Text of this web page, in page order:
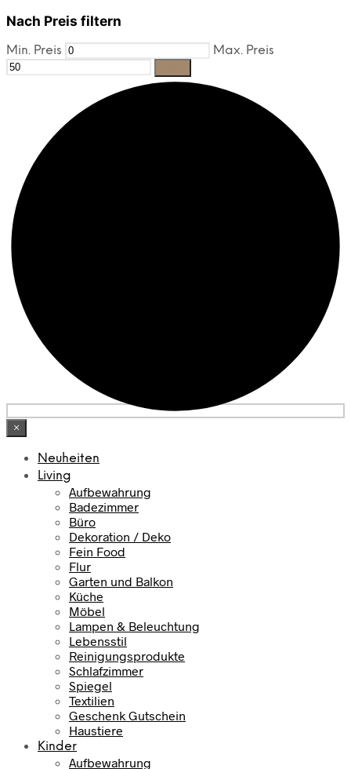
Nach Preis filtern
Min. Preis Max. Preis
×
Neuheiten
Living
Aufbewahrung
Badezimmer
Büro
Dekoration / Deko
Fein Food
Flur
Garten und Balkon
Küche
Möbel
Lampen & Beleuchtung
Lebensstil
Reinigungsprodukte
Schlafzimmer
Spiegel
Textilien
Geschenk Gutschein
Haustiere
Kinder
Aufbewahrung